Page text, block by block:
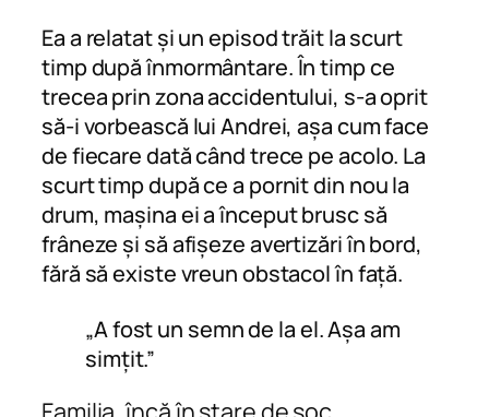
Ea a relatat și un episod trăit la scurt
timp după înmormântare. În timp ce
trecea prin zona accidentului, s-a oprit
să-i vorbească lui Andrei, așa cum face
de fiecare dată când trece pe acolo. La
scurt timp după ce a pornit din nou la
drum, mașina ei a început brusc să
frâneze și să afișeze avertizări în bord,
fără să existe vreun obstacol în față.
„A fost un semn de la el. Așa am
simțit.”